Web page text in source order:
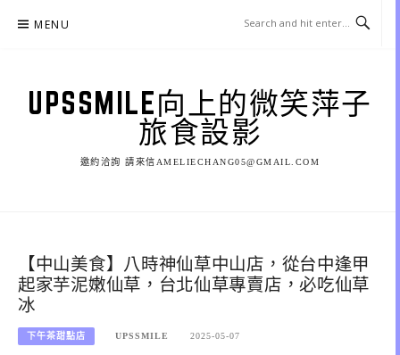
MENU
UPSSMILE向上的微笑萍子
旅食設影
邀約洽詢 請來信AMELIECHANG05@GMAIL.COM
【中山美食】八時神仙草中山店，從台中逢甲
起家芋泥嫩仙草，台北仙草專賣店，必吃仙草
冰
下午茶甜點店 UPSSMILE 2025-05-07